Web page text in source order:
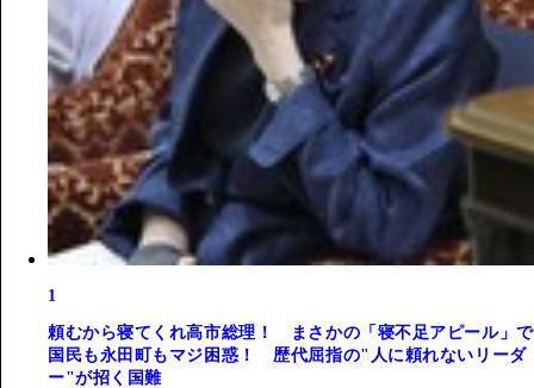
1
頼むから寝てくれ高市総理！ まさかの「寝不足アピール」で
国民も永田町もマジ困惑！ 歴代屈指の"人に頼れないリーダ
ー"が招く国難